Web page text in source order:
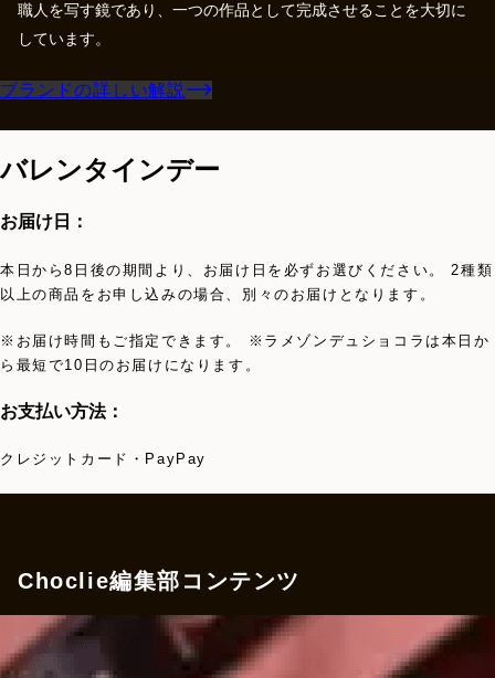
職人を写す鏡であり、一つの作品として完成させることを大切に
しています。
ブランドの詳しい解説
バレンタインデー
お届け日：
本日から8日後の期間より、お届け日を必ずお選びください。 2種類
以上の商品をお申し込みの場合、別々のお届けとなります。
※お届け時間もご指定できます。 ※ラメゾンデュショコラは本日か
ら最短で10日のお届けになります。
お支払い方法：
クレジットカード・PayPay
Choclie編集部コンテンツ